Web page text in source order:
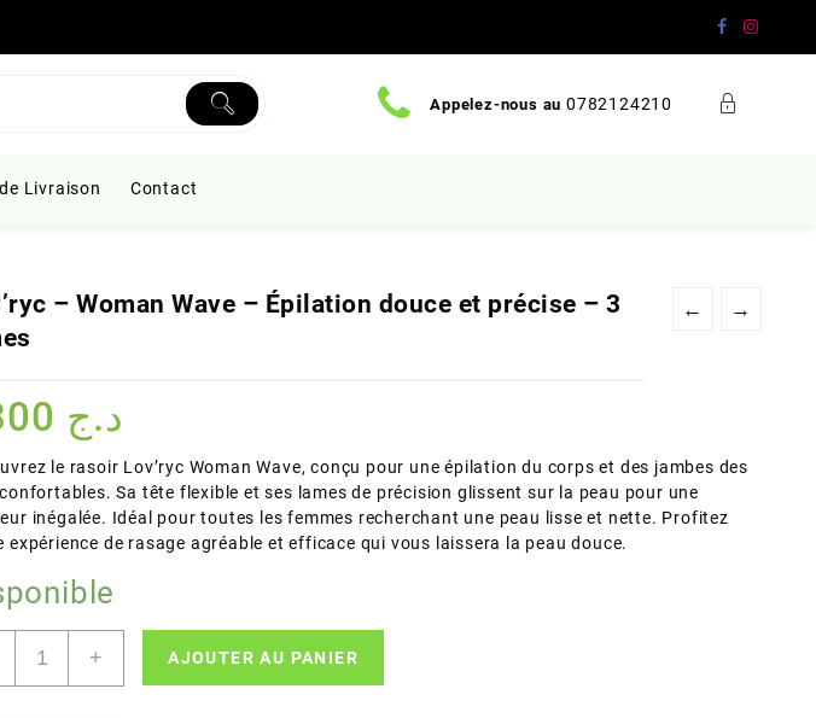
Appelez-nous au 0782124210
Livraison Contact
← →
– Woman Wave – Épilation douce et précise – 3
د.ج
le rasoir Lov’ryc Woman Wave, conçu pour une épilation du corps et des jambes des
Sa tête flexible et ses lames de précision glissent sur la peau pour une
inégalée. Idéal pour toutes les femmes recherchant une peau lisse et nette. Profitez
expérience de rasage agréable et efficace qui vous laissera la peau douce.
Lov'ryc
+ AJOUTER AU PANIER